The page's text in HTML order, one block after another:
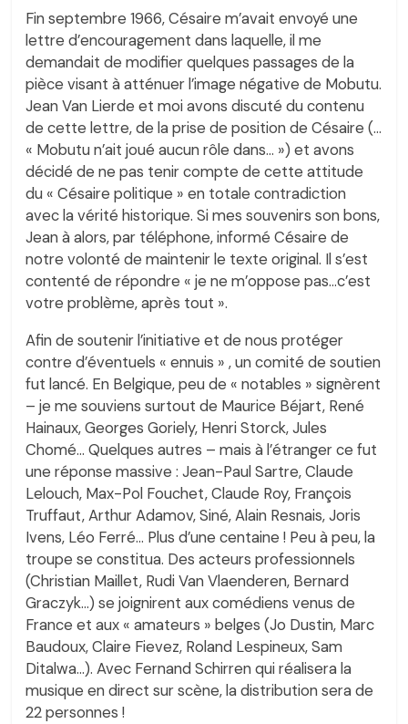
Fin septembre 1966, Césaire m’avait envoyé une
lettre d’encouragement dans laquelle, il me
demandait de modifier quelques passages de la
pièce visant à atténuer l’image négative de Mobutu.
Jean Van Lierde et moi avons discuté du contenu
de cette lettre, de la prise de position de Césaire (…
« Mobutu n’ait joué aucun rôle dans… ») et avons
décidé de ne pas tenir compte de cette attitude
du « Césaire politique » en totale contradiction
avec la vérité historique. Si mes souvenirs son bons,
Jean à alors, par téléphone, informé Césaire de
notre volonté de maintenir le texte original. Il s’est
contenté de répondre « je ne m’oppose pas…c’est
votre problème, après tout ».
Afin de soutenir l’initiative et de nous protéger
contre d’éventuels « ennuis » , un comité de soutien
fut lancé. En Belgique, peu de « notables » signèrent
– je me souviens surtout de Maurice Béjart, René
Hainaux, Georges Goriely, Henri Storck, Jules
Chomé… Quelques autres – mais à l’étranger ce fut
une réponse massive : Jean-Paul Sartre, Claude
Lelouch, Max-Pol Fouchet, Claude Roy, François
Truffaut, Arthur Adamov, Siné, Alain Resnais, Joris
Ivens, Léo Ferré… Plus d’une centaine ! Peu à peu, la
troupe se constitua. Des acteurs professionnels
(Christian Maillet, Rudi Van Vlaenderen, Bernard
Graczyk…) se joignirent aux comédiens venus de
France et aux « amateurs » belges (Jo Dustin, Marc
Baudoux, Claire Fievez, Roland Lespineux, Sam
Ditalwa…). Avec Fernand Schirren qui réalisera la
musique en direct sur scène, la distribution sera de
22 personnes !